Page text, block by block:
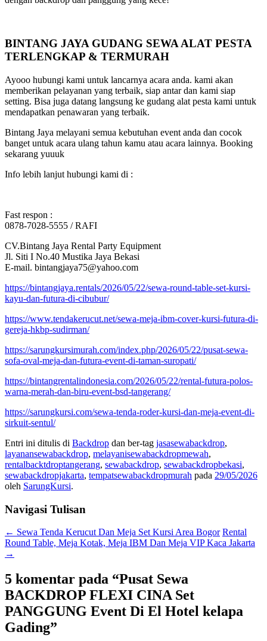
BINTANG JAYA GUDANG SEWA ALAT PESTA
TERLENGKAP & TERMURAH
Ayooo hubungi kami untuk lancarnya acara anda. kami akan
memberikan pelayanan yang terbaik, siap antar dan kami siap
setting. Bisa juga datang langsung ke gudang alat pesta kami untuk
mendapatkan penawaran yang terbaik.
Bintang Jaya melayani semua kebutuhan event anda dan cocok
banget untuk acara ulang tahun kamu atau acara lainnya. Booking
sekarang yuuuk
Info lebih lanjut hubungi kami di :
Fast respon :
0878-7028-5555 / RAFI
CV.Bintang Jaya Rental Party Equipment
Jl. Siti I No.40 Mustika Jaya Bekasi
E-mail. bintangjaya75@yahoo.com
https://bintangjaya.rentals/2026/05/22/sewa-round-table-set-kursi-
kayu-dan-futura-di-cibubur/
https://www.tendakerucut.net/sewa-meja-ibm-cover-kursi-futura-di-
gereja-hkbp-sudirman/
https://sarungkursimurah.com/index.php/2026/05/22/pusat-sewa-
sofa-oval-meja-dan-futura-event-di-taman-suropati/
https://bintangrentalindonesia.com/2026/05/22/rental-futura-polos-
warna-merah-dan-biru-event-bsd-tangerang/
https://sarungkursi.com/sewa-tenda-roder-kursi-dan-meja-event-di-
sirkuit-sentul/
Entri ini ditulis di Backdrop dan ber-tag jasasewabackdrop,
layanansewabackdrop, melayanisewabackdropmewah,
rentalbacktdroptangerang, sewabackdrop, sewabackdropbekasi,
sewabackdropjakarta, tempatsewabackdropmurah pada 29/05/2026
oleh SarungKursi.
Navigasi Tulisan
← Sewa Tenda Kerucut Dan Meja Set Kursi Area Bogor Rental
Round Table, Meja Kotak, Meja IBM Dan Meja VIP Kaca Jakarta
→
5 komentar pada “Pusat Sewa
BACKDROP FLEXI CINA Set
PANGGUNG Event Di El Hotel kelapa
Gading”